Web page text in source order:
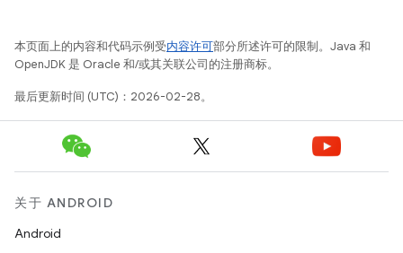
本页面上的内容和代码示例受内容许可部分所述许可的限制。Java 和
OpenJDK 是 Oracle 和/或其关联公司的注册商标。
最后更新时间 (UTC)：2026-02-28。
关于 ANDROID
Android